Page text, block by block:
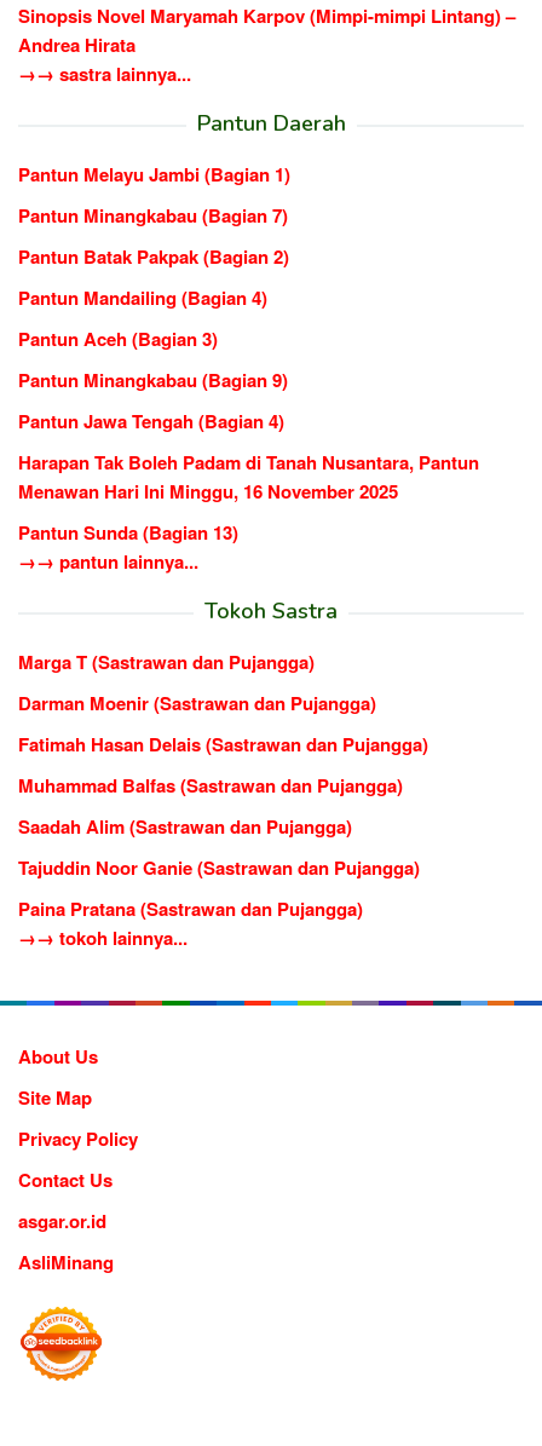
Sinopsis Novel Maryamah Karpov (Mimpi-mimpi Lintang) –
Andrea Hirata
→→ sastra lainnya...
Pantun Daerah
Pantun Melayu Jambi (Bagian 1)
Pantun Minangkabau (Bagian 7)
Pantun Batak Pakpak (Bagian 2)
Pantun Mandailing (Bagian 4)
Pantun Aceh (Bagian 3)
Pantun Minangkabau (Bagian 9)
Pantun Jawa Tengah (Bagian 4)
Harapan Tak Boleh Padam di Tanah Nusantara, Pantun
Menawan Hari Ini Minggu, 16 November 2025
Pantun Sunda (Bagian 13)
→→ pantun lainnya...
Tokoh Sastra
Marga T (Sastrawan dan Pujangga)
Darman Moenir (Sastrawan dan Pujangga)
Fatimah Hasan Delais (Sastrawan dan Pujangga)
Muhammad Balfas (Sastrawan dan Pujangga)
Saadah Alim (Sastrawan dan Pujangga)
Tajuddin Noor Ganie (Sastrawan dan Pujangga)
Paina Pratana (Sastrawan dan Pujangga)
→→ tokoh lainnya...
About Us
Site Map
Privacy Policy
Contact Us
asgar.or.id
AsliMinang